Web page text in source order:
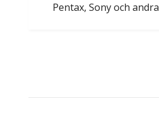
Pentax, Sony och andra